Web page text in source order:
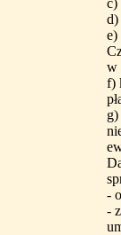
c)
d)
e)
w
f)
-
-